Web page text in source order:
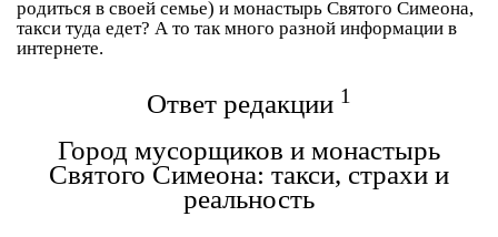
родиться в своей семье) и монастырь Святого Симеона,
такси туда едет? А то так много разной информации в
интернете.
Ответ редакции 1
Город мусорщиков и монастырь
Святого Симеона: такси, страхи и
реальность